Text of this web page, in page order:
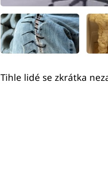
Tihle lidé se zkrátka